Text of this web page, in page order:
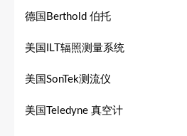
德国Berthold 伯托
美国ILT辐照测量系统
美国SonTek测流仪
美国Teledyne 真空计